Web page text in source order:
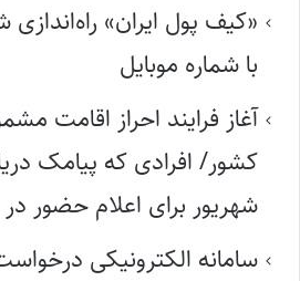
«کیف پول ایران» راه‌اندازی
با شماره موبایل
آغاز فرایند احراز اقامت
کشور/ افرادی که پیامک
شهریور برای اعلام حضور
سامانه الکترونیکی